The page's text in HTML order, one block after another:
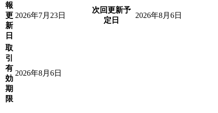
報
更
新
日
2026年7月23日
次回更新予
定日
2026年8月6日
取
引
有
効
期
限
2026年8月6日